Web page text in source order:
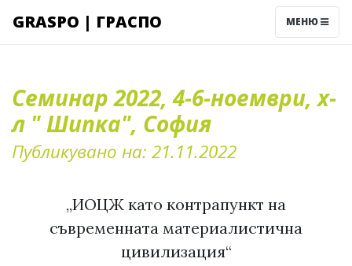
GRASPO | ГРАСПО МЕНЮ
Семинар 2022, 4-6-ноември, х-
л " Шипка", София
Публикувано на: 21.11.2022
„ИОЦЖ като контрапункт на
съвременната материалистична
цивилизация“